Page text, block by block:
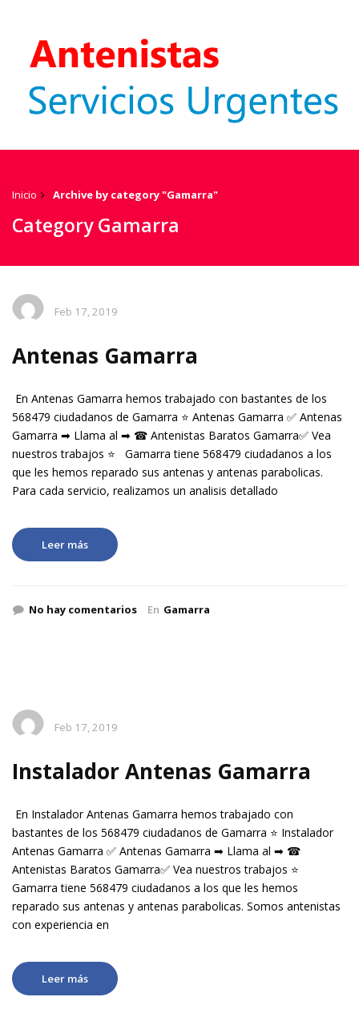
Inicio Archive by category "Gamarra"
Category Gamarra
Feb 17, 2019
Antenas Gamarra
En Antenas Gamarra hemos trabajado con bastantes de los
568479 ciudadanos de Gamarra ⭐ Antenas Gamarra ✅ Antenas
Gamarra ➡ Llama al ➡ ☎ Antenistas Baratos Gamarra✅ Vea
nuestros trabajos ⭐ Gamarra tiene 568479 ciudadanos a los
que les hemos reparado sus antenas y antenas parabolicas.
Para cada servicio, realizamos un analisis detallado
Leer más
No hay comentarios En Gamarra
Feb 17, 2019
Instalador Antenas Gamarra
En Instalador Antenas Gamarra hemos trabajado con
bastantes de los 568479 ciudadanos de Gamarra ⭐ Instalador
Antenas Gamarra ✅ Antenas Gamarra ➡ Llama al ➡ ☎
Antenistas Baratos Gamarra✅ Vea nuestros trabajos ⭐
Gamarra tiene 568479 ciudadanos a los que les hemos
reparado sus antenas y antenas parabolicas. Somos antenistas
con experiencia en
Leer más